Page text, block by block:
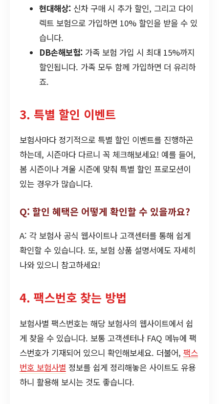
현대해상: 신차 구매 시 추가 할인, 그리고 다이
렉트 보험으로 가입하면 10% 할인을 받을 수 있
습니다.
DB손해보험: 가족 보험 가입 시 최대 15%까지
할인됩니다. 가족 모두 함께 가입하면 더 유리하
죠.
3. 특별 할인 이벤트
보험사마다 정기적으로 특별 할인 이벤트를 진행하곤
하는데, 시즌마다 다르니 꼭 체크해보세요! 예를 들어,
봄 시즌이나 겨울 시즌에 맞춰 특별 할인 프로모션이
있는 경우가 많습니다.
Q: 할인 혜택은 어떻게 확인할 수 있을까요?
A: 각 보험사 공식 웹사이트나 고객센터를 통해 쉽게
확인할 수 있습니다. 또, 보험 상품 설명서에도 자세히
나와 있으니 참고하세요!
4. 팩스번호 찾는 방법
보험사별 팩스번호는 해당 보험사의 웹사이트에서 쉽
게 찾을 수 있습니다. 보통 고객센터나 FAQ 메뉴에 팩
스번호가 기재되어 있으니 확인해보세요. 더불어, 팩스
번호 보험사별 정보를 쉽게 정리해놓은 사이트도 유용
하니 활용해 보시는 것도 좋습니다.